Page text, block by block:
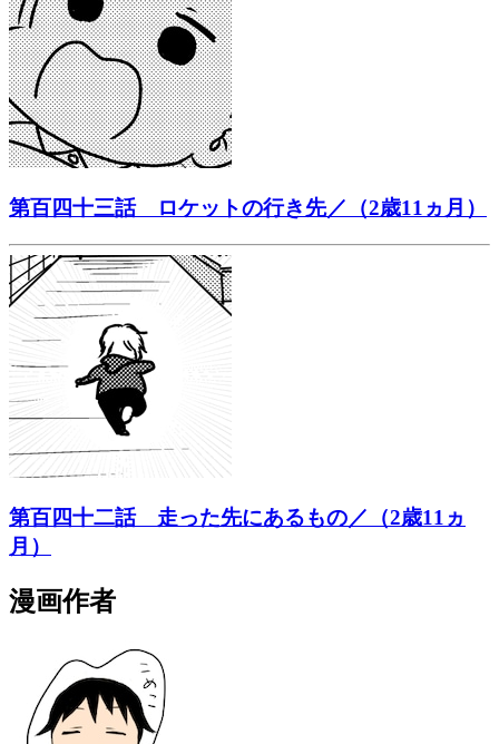
第百四十三話 ロケットの行き先／（2歳11ヵ月）
第百四十二話 走った先にあるもの／（2歳11ヵ
月）
漫画作者